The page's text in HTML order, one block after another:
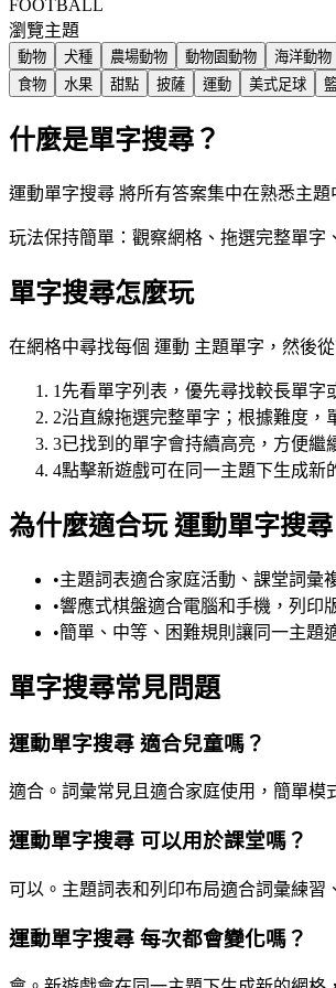
FOOTBALL
瀏覽主題
動物 犬種 農場動物 動物園動物 海洋動物
食物
水果 甜點 披薩 運動 美式足球
什麼是單字搜尋？
運動單字搜尋 將所有答案集中在熟悉主
玩法保持簡單：觀察網格、拖選完整單字
單字搜尋怎麼玩
在網格中尋找每個 運動 主題單字，然後
1 先看單字列表，優先尋找較長單字
2沿直線拖選完整單字；根據難度，
3已找到的單字會持續高亮，方便繼
4點擊新遊戲可在同一主題下生成新
為什麼適合玩 運動單字搜尋
•主題詞表適合家庭活動、課堂詞彙
•響應式棋盤適合電腦和手機，列印
•簡單、中等、困難規則讓同一主題
單字搜尋常見問題
運動單字搜尋 適合兒童嗎？
適合。詞彙常見且適合家庭使用，簡單模
運動單字搜尋 可以用於課堂嗎？
可以。主題詞表和列印布局適合詞彙練習
運動單字搜尋 每次都會變化嗎？